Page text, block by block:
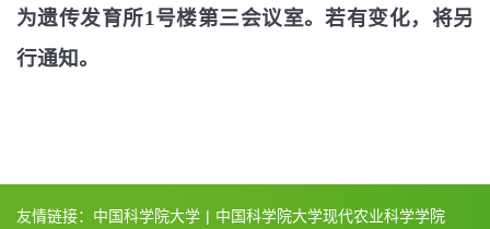
为遗传发育所1号楼第三会议室。若有变化，将另
行通知。
友情链接： 中国科学院大学 | 中国科学院大学现代农业科学学院